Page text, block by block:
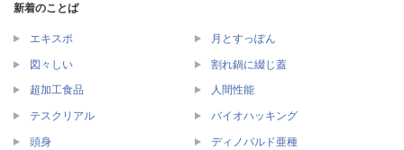
新着のことば
エキスポ 月とすっぽん
図々しい 割れ鍋に綴じ蓋
超加工食品 人間性能
テスクリアル バイオハッキング
頭身 ディノバルド亜種